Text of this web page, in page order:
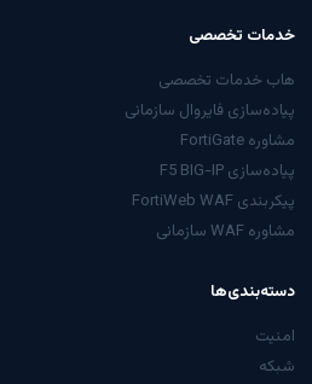
خدمات تخصصی
هاب خدمات تخصصی
پیاده‌سازی فایروال سازمانی
مشاوره FortiGate
پیاده‌سازی F5 BIG-IP
پیکربندی FortiWeb WAF
مشاوره WAF سازمانی
دسته‌بندی‌ها
امنیت
شبکه